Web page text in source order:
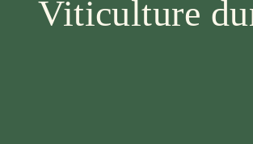
Viticulture